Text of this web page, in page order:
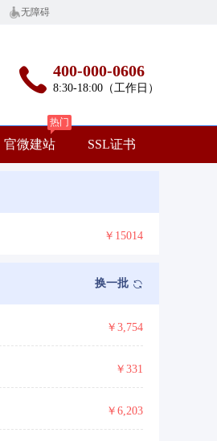
无障碍
400-000-0606
8:30-18:00（工作日）
官微建站
热门
SSL证书
￥15014
换一批
￥3,754
￥331
￥6,203